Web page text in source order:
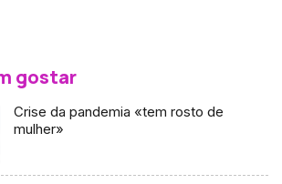
gostar
Crise da pandemia «tem rosto de
mulher»